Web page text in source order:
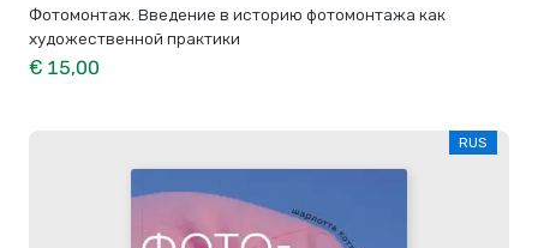
Фотомонтаж. Введение в историю фотомонтажа как
художественной практики
€ 15,00
RUS